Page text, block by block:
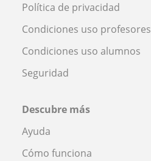
Política de privacidad
Condiciones uso profesores
Condiciones uso alumnos
Seguridad
Descubre más
Ayuda
Cómo funciona